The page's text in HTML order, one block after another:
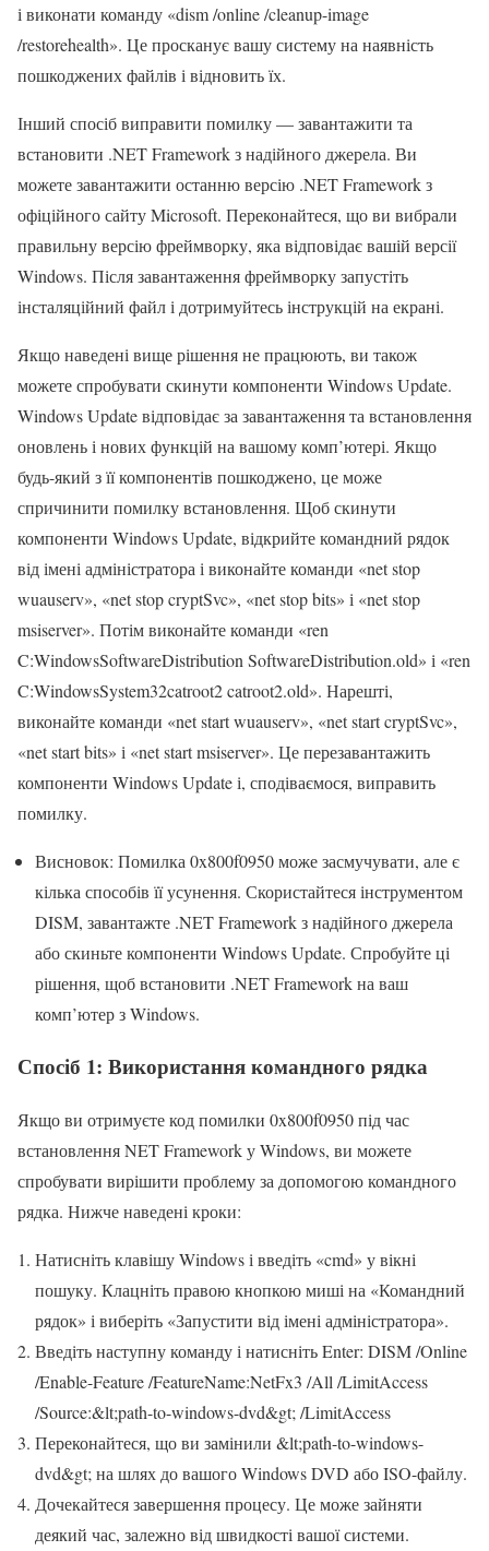
і виконати команду «dism /online /cleanup-image
/restorehealth». Це просканує вашу систему на наявність
пошкоджених файлів і відновить їх.
Інший спосіб виправити помилку — завантажити та
встановити .NET Framework з надійного джерела. Ви
можете завантажити останню версію .NET Framework з
офіційного сайту Microsoft. Переконайтеся, що ви вибрали
правильну версію фреймворку, яка відповідає вашій версії
Windows. Після завантаження фреймворку запустіть
інсталяційний файл і дотримуйтесь інструкцій на екрані.
Якщо наведені вище рішення не працюють, ви також
можете спробувати скинути компоненти Windows Update.
Windows Update відповідає за завантаження та встановлення
оновлень і нових функцій на вашому комп’ютері. Якщо
будь-який з її компонентів пошкоджено, це може
спричинити помилку встановлення. Щоб скинути
компоненти Windows Update, відкрийте командний рядок
від імені адміністратора і виконайте команди «net stop
wuauserv», «net stop cryptSvc», «net stop bits» і «net stop
msiserver». Потім виконайте команди «ren
C:WindowsSoftwareDistribution SoftwareDistribution.old» і «ren
C:WindowsSystem32catroot2 catroot2.old». Нарешті,
виконайте команди «net start wuauserv», «net start cryptSvc»,
«net start bits» і «net start msiserver». Це перезавантажить
компоненти Windows Update і, сподіваємося, виправить
помилку.
Висновок: Помилка 0x800f0950 може засмучувати, але є
кілька способів її усунення. Скористайтеся інструментом
DISM, завантажте .NET Framework з надійного джерела
або скиньте компоненти Windows Update. Спробуйте ці
рішення, щоб встановити .NET Framework на ваш
комп’ютер з Windows.
Спосіб 1: Використання командного рядка
Якщо ви отримуєте код помилки 0x800f0950 під час
встановлення NET Framework у Windows, ви можете
спробувати вирішити проблему за допомогою командного
рядка. Нижче наведені кроки:
Натисніть клавішу Windows і введіть «cmd» у вікні
пошуку. Клацніть правою кнопкою миші на «Командний
рядок» і виберіть «Запустити від імені адміністратора».
Введіть наступну команду і натисніть Enter: DISM /Online
/Enable-Feature /FeatureName:NetFx3 /All /LimitAccess
/Source:&lt;path-to-windows-dvd&gt; /LimitAccess
Переконайтеся, що ви замінили &lt;path-to-windows-
dvd&gt; на шлях до вашого Windows DVD або ISO-файлу.
Дочекайтеся завершення процесу. Це може зайняти
деякий час, залежно від швидкості вашої системи.